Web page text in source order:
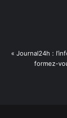
« Journal24h :
formez-